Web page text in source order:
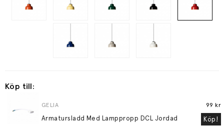
Köp till:
GELIA
Armatursladd Med Lamppropp DCL Jordad
99 kr
Köp!